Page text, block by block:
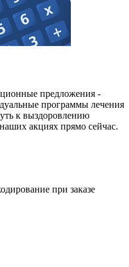
предложения -
программы лечения
к выздоровлению
акциях прямо сейчас.
при заказе